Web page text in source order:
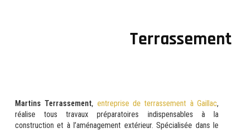
Martins Terrassement, entreprise de terrassement à Gaillac,
réalise tous travaux préparatoires indispensables à la
construction et à l’aménagement extérieur. Spécialisée dans le